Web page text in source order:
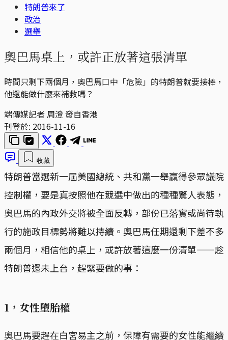
特朗普來了
政治
選舉
奧巴馬桌上，或許正放著這張清單
時間只剩下兩個月，奧巴馬口中「危險」的特朗普就要接棒，
他還能做什麼來補救嗎？
端傳媒記者 周澄 發自香港
刊登於: 2016-11-16
收藏
特朗普當選新一屆美國總統、共和黨一舉贏得參眾議院
控制權，要是真按照他在競選中做出的種種驚人表態，
奧巴馬的內政外交將被全面反轉，部份已落實或尚待執
行的施政目標勢將難以持續。奧巴馬任期還剩下差不多
兩個月，相信他的桌上，或許放著這麼一份清單——趁
特朗普還未上台，趕緊要做的事：
1，女性墮胎權
奧巴馬要趕在白宮易主之前，保障有需要的女性能繼續